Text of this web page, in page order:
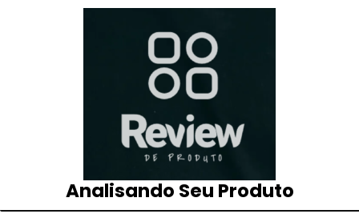
Analisando Seu Produto